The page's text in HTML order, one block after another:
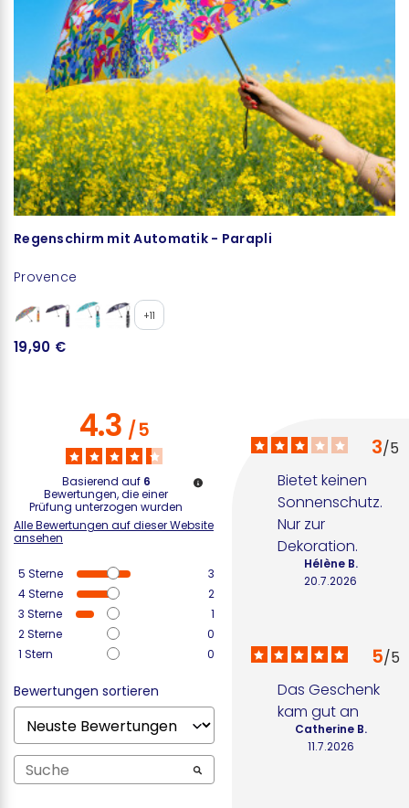
Regenschirm mit Automatik - Parapli
Provence
+11
19,90 €
4.3/5
Basierend auf 6
Bewertungen, die einer
Prüfung unterzogen wurden
Alle Bewertungen auf dieser Website
ansehen
5 Sterne
3
4Sterne
2
3 Sterne
1
2Sterne
0
1 Stern 0
Bewertungen sortieren
3/5
Bietet keinen
Sonnenschutz.
Nur zur
Dekoration.
20.7.2026
Hélène B.
5/5
Das Geschenk
kam gut an
11.7.2026
Catherine B.